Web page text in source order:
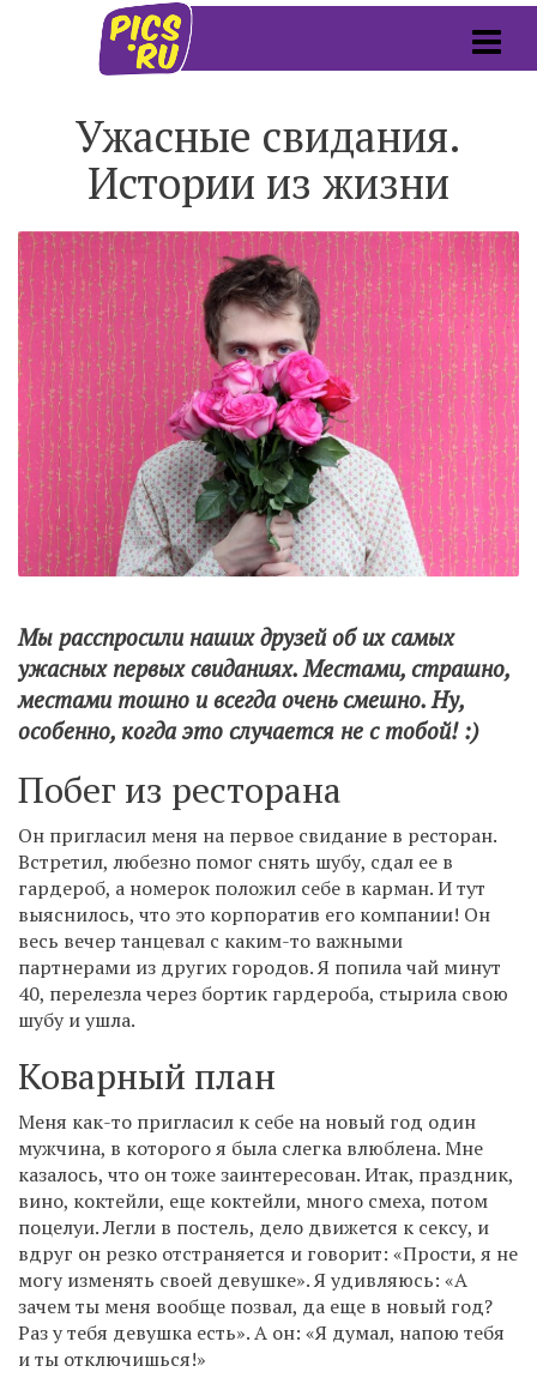
Ужасные свидания.
Истории из жизни
Мы расспросили наших друзей об их самых
ужасных первых свиданиях. Местами, страшно,
местами тошно и всегда очень смешно. Ну,
особенно, когда это случается не с тобой! :)
Побег из ресторана
Он пригласил меня на первое свидание в ресторан.
Встретил, любезно помог снять шубу, сдал ее в
гардероб, а номерок положил себе в карман. И тут
выяснилось, что это корпоратив его компании! Он
весь вечер танцевал с каким-то важными
партнерами из других городов. Я попила чай минут
40, перелезла через бортик гардероба, стырила свою
шубу и ушла.
Коварный план
Меня как-то пригласил к себе на новый год один
мужчина, в которого я была слегка влюблена. Мне
казалось, что он тоже заинтересован. Итак, праздник,
вино, коктейли, еще коктейли, много смеха, потом
поцелуи. Легли в постель, дело движется к сексу, и
вдруг он резко отстраняется и говорит: «Прости, я не
могу изменять своей девушке». Я удивляюсь: «А
зачем ты меня вообще позвал, да еще в новый год?
Раз у тебя девушка есть». А он: «Я думал, напою тебя
и ты отключишься!»